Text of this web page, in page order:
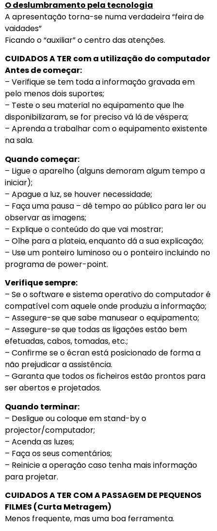
O deslumbramento pela tecnologia
A apresentação torna-se numa verdadeira “feira de
vaidades”
Ficando o “auxiliar” o centro das atenções.
CUIDADOS A TER com a utilização do computador
Antes de começar:
– Verifique se tem toda a informação gravada em
pelo menos dois suportes;
– Teste o seu material no equipamento que lhe
disponibilizaram, se for preciso vá lá de véspera;
– Aprenda a trabalhar com o equipamento existente
na sala.
Quando começar:
– Ligue o aparelho (alguns demoram algum tempo a
iniciar);
– Apague a luz, se houver necessidade;
– Faça uma pausa – dê tempo ao público para ler ou
observar as imagens;
– Explique o conteúdo do que vai mostrar;
– Olhe para a plateia, enquanto dá a sua explicação;
– Use um ponteiro luminoso ou o ponteiro incluindo no
programa de power-point.
Verifique sempre:
– Se o software e sistema operativo do computador é
compatível com aquele onde produziu a informação;
– Assegure-se que sabe manusear o equipamento;
– Assegure-se que todas as ligações estão bem
efetuadas, cabos, tomadas, etc.;
– Confirme se o écran está posicionado de forma a
não prejudicar a assistência.
– Garanta que todos os ficheiros estão prontos para
ser abertos e projetados.
Quando terminar:
– Desligue ou coloque em stand-by o
projector/computador;
– Acenda as luzes;
– Faça os seus comentários;
– Reinicie a operação caso tenha mais informação
para projetar.
CUIDADOS A TER COM A PASSAGEM DE PEQUENOS
FILMES (Curta Metragem)
Menos frequente, mas uma boa ferramenta.